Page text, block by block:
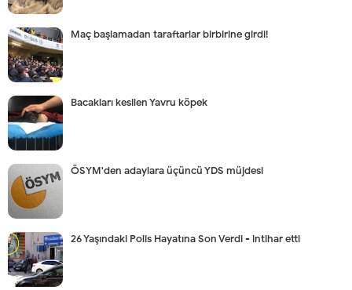
Maç başlamadan taraftarlar birbirine girdi!
Bacakları kesilen Yavru köpek
ÖSYM'den adaylara üçüncü YDS müjdesi
26 Yaşındaki Polis Hayatına Son Verdi - intihar etti